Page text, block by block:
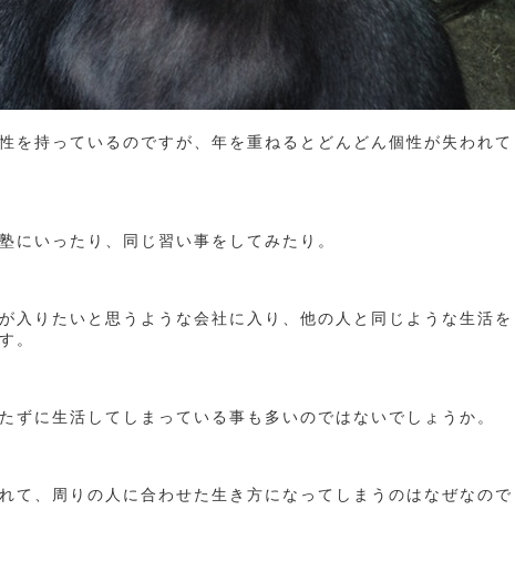
を持っているのですが、年を重ねるとどんどん個性が失われて
にいったり、同じ習い事をしてみたり。
入りたいと思うような会社に入り、他の人と同じような生活を
。
ずに生活してしまっている事も多いのではないでしょうか。
て、周りの人に合わせた生き方になってしまうのはなぜなので